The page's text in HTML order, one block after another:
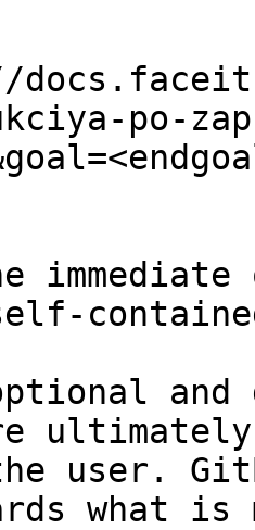
po-
and
user.
what